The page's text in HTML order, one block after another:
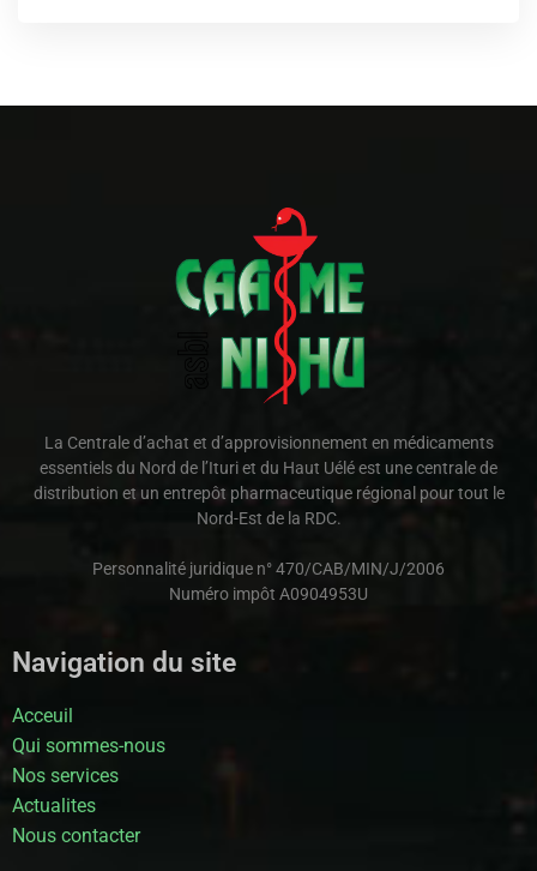
La Centrale d’achat et d’approvisionnement en médicaments
essentiels du Nord de l’Ituri et du Haut Uélé est une centrale de
distribution et un entrepôt pharmaceutique régional pour tout le
Nord-Est de la RDC.
Personnalité juridique n° 470/CAB/MIN/J/2006
Numéro impôt A0904953U
Navigation du site
Acceuil
Qui sommes-nous
Nos services
Actualites
Nous contacter